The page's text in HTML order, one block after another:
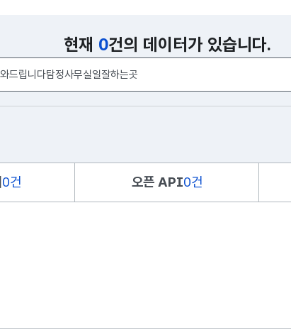
현재 0건의 데이터가 있습니다.
0건 오픈 API0건